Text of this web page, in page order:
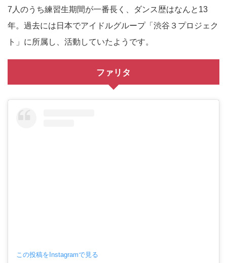
7人のうち練習生期間が一番長く、ダンス歴はなんと13
年。過去には日本でアイドルグループ「渋谷３プロジェク
ト」に所属し、活動していたようです。
ファリタ
この投稿をInstagramで見る